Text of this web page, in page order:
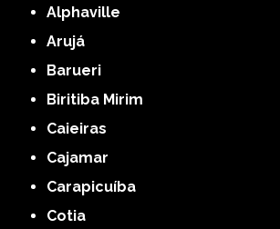
Alphaville
Arujá
Barueri
Biritiba Mirim
Caieiras
Cajamar
Carapicuíba
Cotia